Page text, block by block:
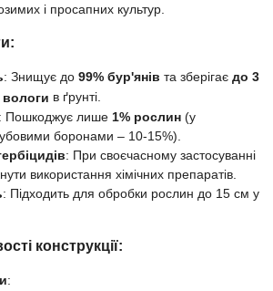
і просапних культур.
: Знищує до 99% бур'янів та зберігає до 3
вологи в ґрунті.
: Пошкоджує лише 1% рослин (у
боронами – 10-15%).
: При своєчасному застосуванні
використання хімічних препаратів.
: Підходить для обробки рослин до 15 см у
конструкції:
: